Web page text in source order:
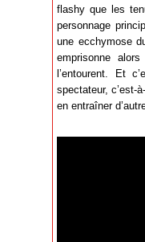
flashy que les
personnage
une ecchymose
emprisonne
l’entourent. Et
spectateur, c’est-
en entraîner